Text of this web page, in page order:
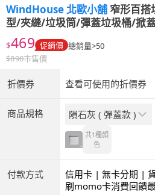
WindHouse 北歐小舖窄形百搭
型/夾縫/垃圾筒/彈蓋垃圾桶/掀
$469 促銷價 總銷量>50
$890市售價
折價券 查看可使用的折價券
商品規格 隕石灰 ( 彈蓋款 )
共1種顏
色
付款方式
信用卡 | 無卡分期 |
商付款 | ATM | 銀聯
刷momo卡消費回饋